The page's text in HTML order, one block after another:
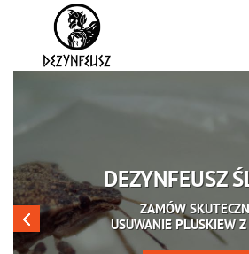
DEZYNFEUSZ
ZAMÓW
USUWANIE PLUSKIEW